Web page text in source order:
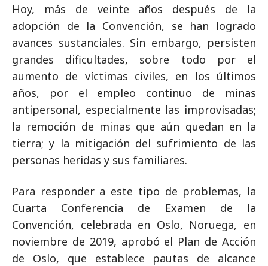
Hoy, más de veinte años después de la
adopción de la Convención, se han logrado
avances sustanciales. Sin embargo, persisten
grandes dificultades, sobre todo por el
aumento de víctimas civiles, en los últimos
años, por el empleo continuo de minas
antipersonal, especialmente las improvisadas;
la remoción de minas que aún quedan en la
tierra; y la mitigación del sufrimiento de las
personas heridas y sus familiares.
Para responder a este tipo de problemas, la
Cuarta Conferencia de Examen de la
Convención, celebrada en Oslo, Noruega, en
noviembre de 2019, aprobó el Plan de Acción
de Oslo, que establece pautas de alcance